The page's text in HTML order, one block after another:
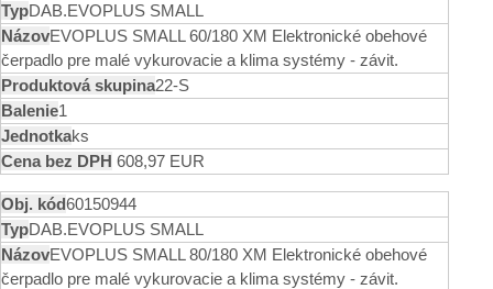
DAB.EVOPLUS SMALL
EVOPLUS SMALL 60/180 XM Elektronické obehové
čerpadlo pre malé vykurovacie a klima systémy - závit.
22-S
1
ks
608,97 EUR
60150944
DAB.EVOPLUS SMALL
EVOPLUS SMALL 80/180 XM Elektronické obehové
čerpadlo pre malé vykurovacie a klima systémy - závit.